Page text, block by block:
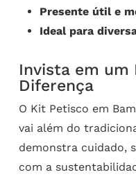
Presente útil e
Ideal para
Invista em um
Diferença
O Kit Petisco em
vai além do
demonstra cuidado,
com a